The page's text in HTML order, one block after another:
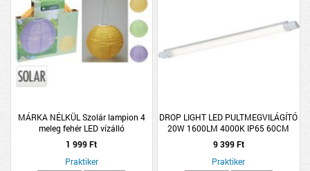
MÁRKA NÉLKÜL Szolár lampion 4
meleg fehér LED vízálló
1 999 Ft
Praktiker
DROP LIGHT LED PULTMEGVILÁGÍTÓ
20W 1600LM 4000K IP65 60CM
9 399 Ft
Praktiker